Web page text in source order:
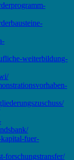
weiterbildung-
fuer-
forschungstransfer/